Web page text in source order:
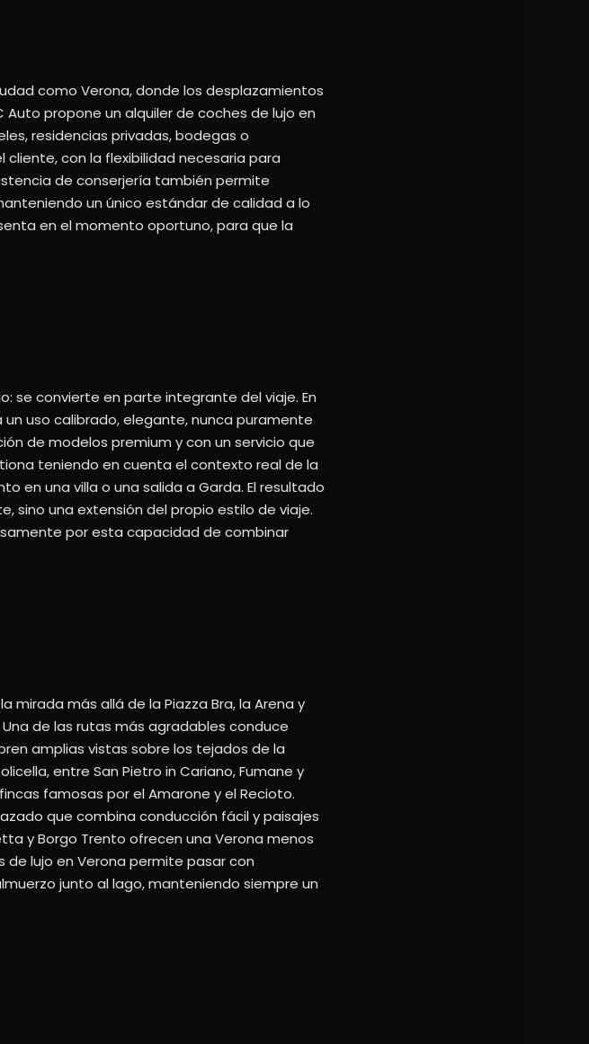
como Verona, donde los desplazamientos
propone un alquiler de coches de lujo en
residencias privadas, bodegas o
con la flexibilidad necesaria para
de conserjería también permite
un único estándar de calidad a lo
en el momento oportuno, para que la
se convierte en parte integrante del viaje. En
uso calibrado, elegante, nunca puramente
de modelos premium y con un servicio que
teniendo en cuenta el contexto real de la
en una villa o una salida a Garda. El resultado
sino una extensión del propio estilo de viaje.
por esta capacidad de combinar
más allá de la Piazza Bra, la Arena y
de las rutas más agradables conduce
amplias vistas sobre los tejados de la
entre San Pietro in Cariano, Fumane y
famosas por el Amarone y el Recioto.
que combina conducción fácil y paisajes
y Borgo Trento ofrecen una Verona menos
lujo en Verona permite pasar con
junto al lago, manteniendo siempre un